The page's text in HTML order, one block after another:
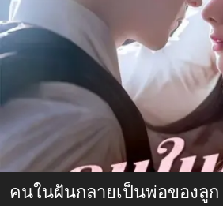
คนในฝันกลายเป็นพ่อของลูก